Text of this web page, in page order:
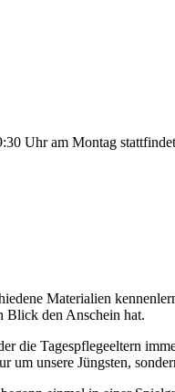
Uhr am Montag
Materialien
Blick den Anschein hat.
die Tagespflegeeltern
unsere Jüngsten,